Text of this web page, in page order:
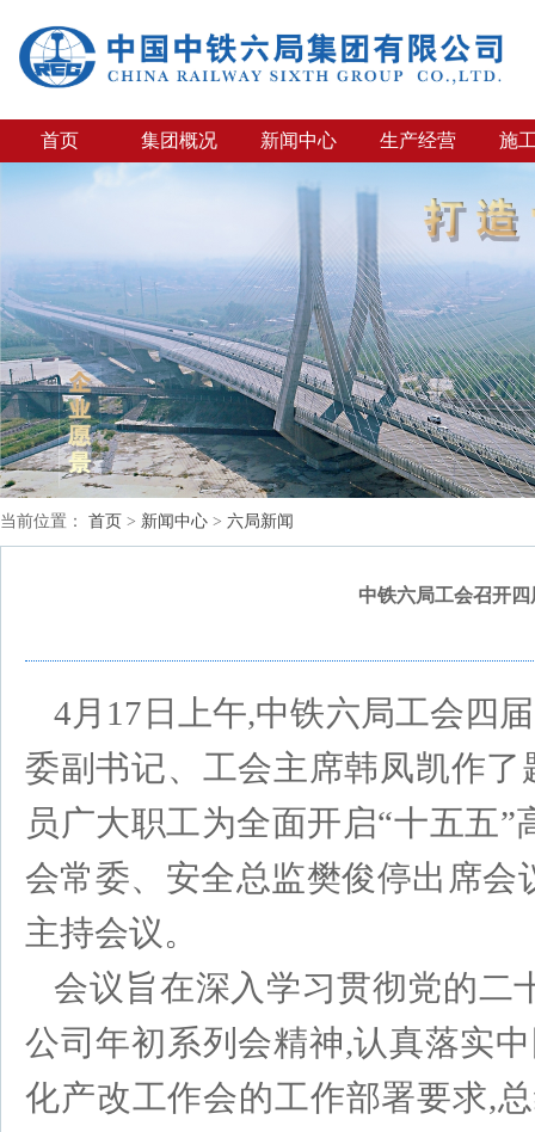
首页 集团概况 新闻中心 生产经营 施
当前位置： 首页 > 新闻中心 > 六局新闻
中铁六局工会召开
4月17日上午,中铁六局工会四
委副书记、工会主席韩凤凯作
员广大职工为全面开启“十五五
会常委、安全总监樊俊停出席
主持会议。
会议旨在深入学习贯彻党的二
公司年初系列会精神,认真落实
化产改工作会的工作部署要求,